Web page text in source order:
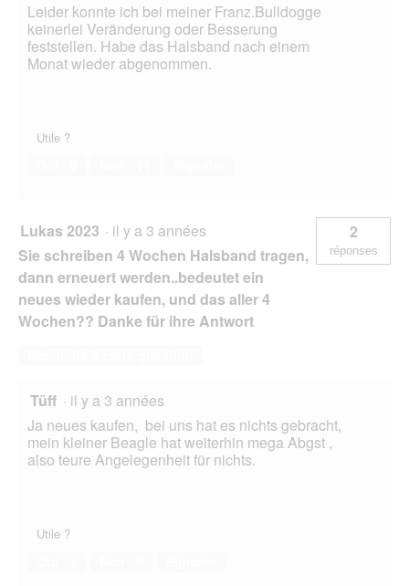
Leider konnte ich bei meiner Franz.Bulldogge
keinerlei Veränderung oder Besserung
feststellen. Habe das Halsband nach einem
Monat wieder abgenommen.
Utile ?
Lukas 2023 · il y a 3 années
Sie schreiben 4 Wochen Halsband tragen,
dann erneuert werden..bedeutet ein
neues wieder kaufen, und das aller 4
Wochen?? Danke für ihre Antwort
2
réponses
Tüff · il y a 3 années
Ja neues kaufen, bei uns hat es nichts gebracht,
mein kleiner Beagle hat weiterhin mega Abgst ,
also teure Angelegenheit für nichts.
Utile ?